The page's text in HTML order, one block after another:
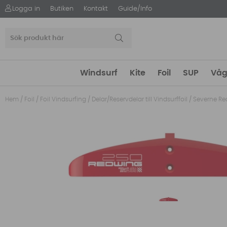
Logga in Butiken Kontakt Guide/Info
Windsurf Kite Foil SUP
Hem / Foil / Foil Vindsurfing / Delar/Reservdelar till Vindsurffoil / Severne